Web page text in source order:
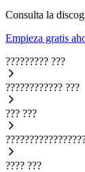
Consulta la
Empieza gratis
????????? ???
???????????? ???
??? ???
???? ???